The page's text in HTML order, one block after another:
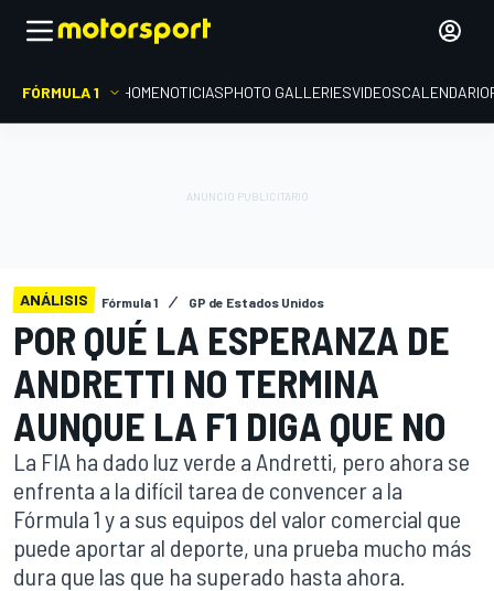
FÓRMULA 1 HOMENOTICIASPHOTO GALLERIESVIDEOSCALENDARIO
ANÁLISIS Fórmula 1 GP de Estados Unidos
POR QUÉ LA ESPERANZA DE
ANDRETTI NO TERMINA
AUNQUE LA F1 DIGA QUE NO
La FIA ha dado luz verde a Andretti, pero ahora se
enfrenta a la difícil tarea de convencer a la
Fórmula 1 y a sus equipos del valor comercial que
puede aportar al deporte, una prueba mucho más
dura que las que ha superado hasta ahora.